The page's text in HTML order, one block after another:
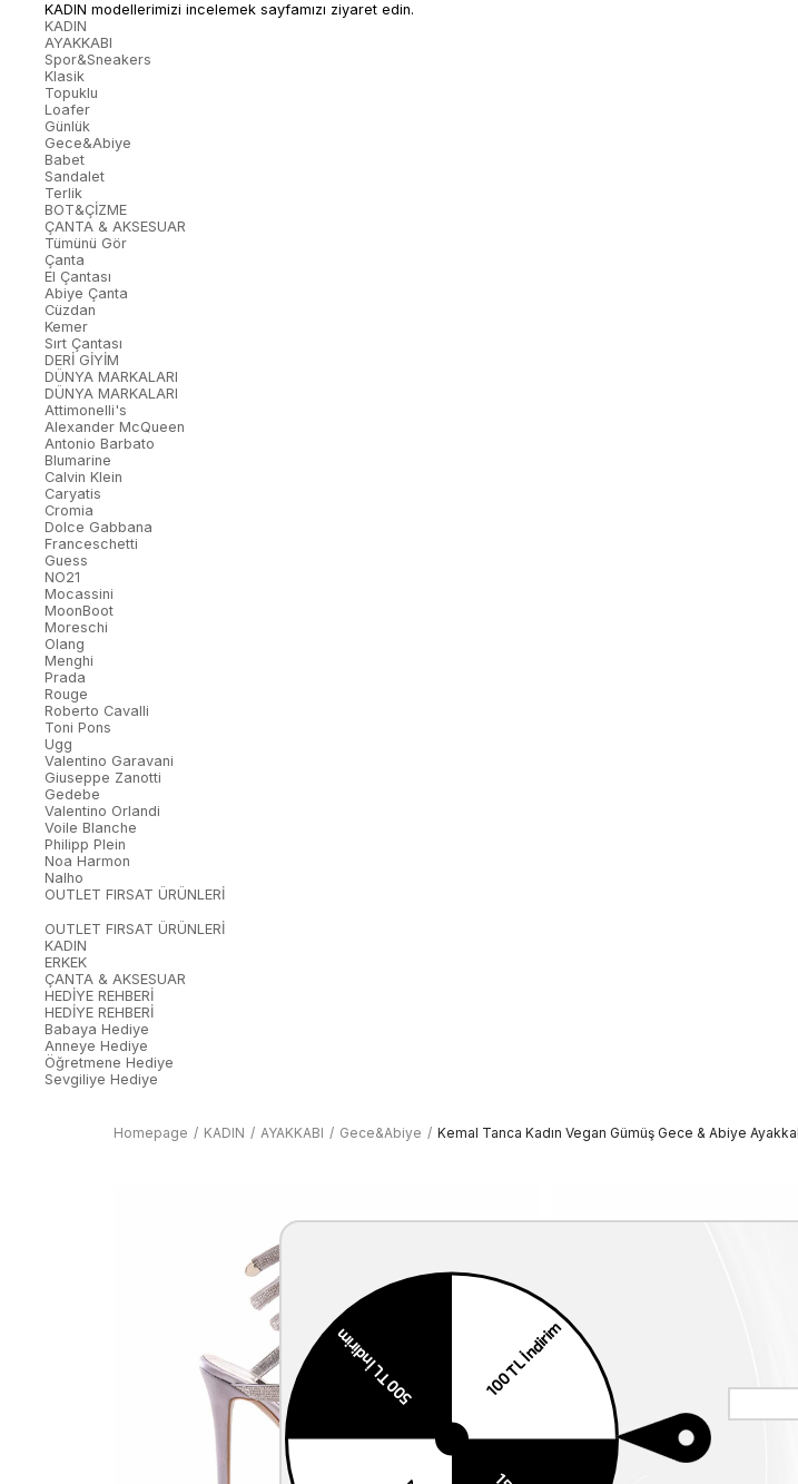
KADIN modellerimizi incelemek sayfamızı ziyaret edin.
KADIN
AYAKKABI
Spor&Sneakers
Klasik
Topuklu
Loafer
Günlük
Gece&Abiye
Babet
Sandalet
Terlik
BOT&ÇİZME
ÇANTA & AKSESUAR
Tümünü Gör
Çanta
El Çantası
Abiye Çanta
Cüzdan
Kemer
Sırt Çantası
DERİ GİYİM
DÜNYA MARKALARI
DÜNYA MARKALARI
Attimonelli's
Alexander McQueen
Antonio Barbato
Blumarine
Calvin Klein
Caryatis
Cromia
Dolce Gabbana
Franceschetti
Guess
NO21
Mocassini
MoonBoot
Moreschi
Olang
Menghi
Prada
Rouge
Roberto Cavalli
Toni Pons
Ugg
Valentino Garavani
Giuseppe Zanotti
Gedebe
Valentino Orlandi
Voile Blanche
Philipp Plein
Noa Harmon
Nalho
OUTLET FIRSAT ÜRÜNLERİ
OUTLET FIRSAT ÜRÜNLERİ
KADIN
ERKEK
ÇANTA & AKSESUAR
HEDİYE REHBERİ
HEDİYE REHBERİ
Babaya Hediye
Anneye Hediye
Öğretmene Hediye
Sevgiliye Hediye
Homepage KADIN AYAKKABI Gece&Abiye Kemal Tanca Kadın Vegan Gümüş Gece & Abiye